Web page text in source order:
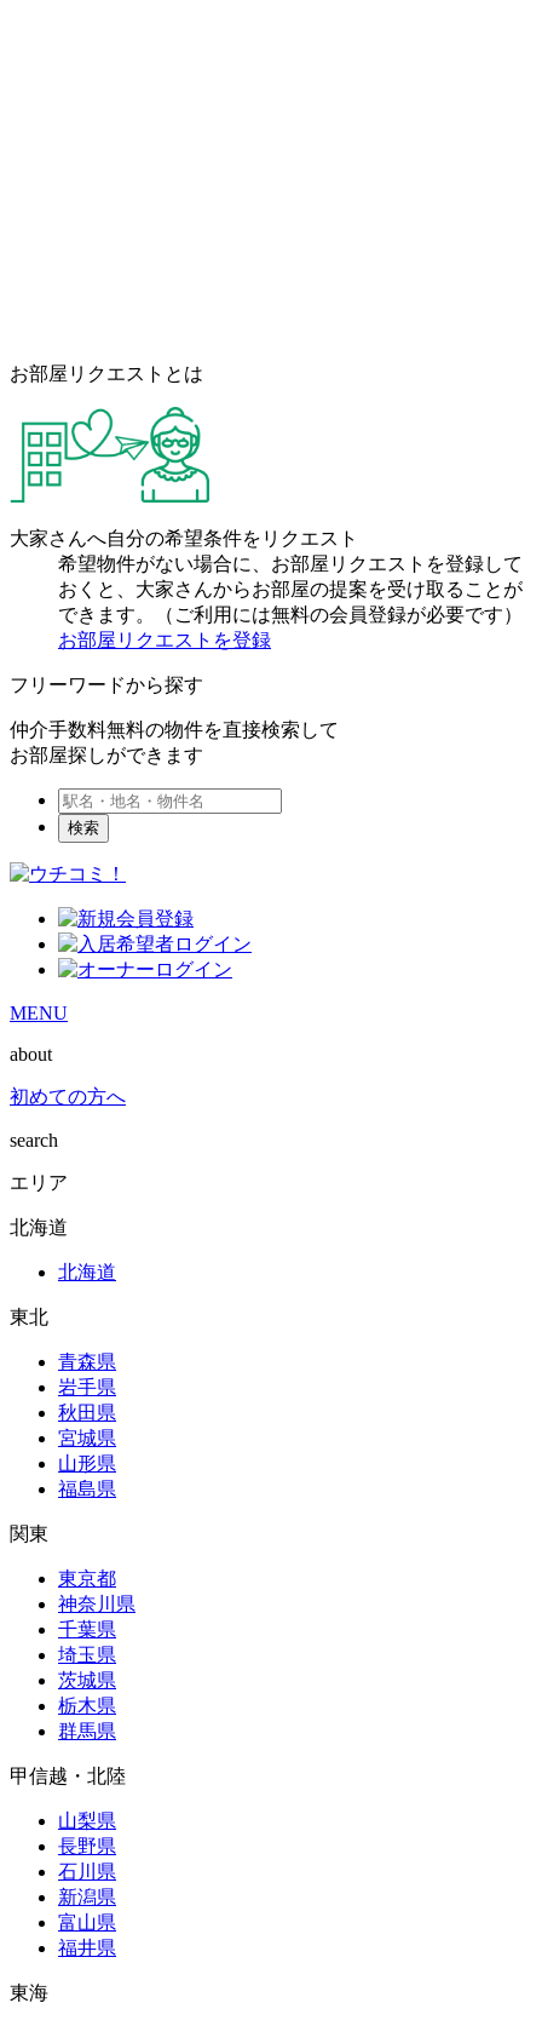
お部屋リクエストとは
大家さんへ自分の希望条件をリクエスト
希望物件がない場合に、お部屋リクエストを登録して
おくと、大家さんからお部屋の提案を受け取ることが
できます。（ご利用には無料の会員登録が必要です）
お部屋リクエストを登録
フリーワードから探す
仲介手数料無料の物件を直接検索して
お部屋探しができます
検索
MENU
about
初めての方へ
search
エリア
北海道
北海道
東北
青森県
岩手県
秋田県
宮城県
山形県
福島県
関東
東京都
神奈川県
千葉県
埼玉県
茨城県
栃木県
群馬県
甲信越・北陸
山梨県
長野県
石川県
新潟県
富山県
福井県
東海